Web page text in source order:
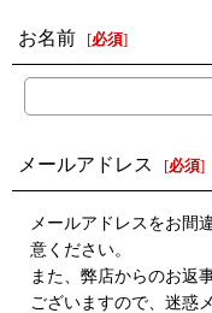
お名前 [必須]
メールアドレス [必須]
メールアドレスをお間
意ください。
また、弊店からのお返
ございますので、迷惑